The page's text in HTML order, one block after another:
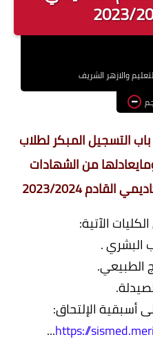
وظائف اعضاء هيئة تدريس
بالجامعات والمعاهد
والازهر الشريف
التسجيل المبكر لطلاب
من الشهادات
القادم 2023/2024
الآتية:
البشري .
الطبيعي.
أسبقية الإلتحاق:
https://
...